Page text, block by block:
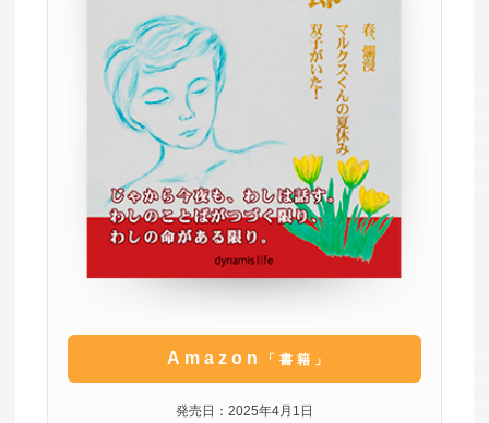
Amazon 「書籍」
発売日：2025年4月1日